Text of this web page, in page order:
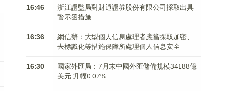
16:46
浙江證監局對財通證券股份有限公司採取出具
警示函措施
16:36
網信辦：大型個人信息處理者應當採取加密、
去標識化等措施保障所處理個人信息安全
16:30
國家外匯局：7月末中國外匯儲備規模34188億
美元 升幅0.07%